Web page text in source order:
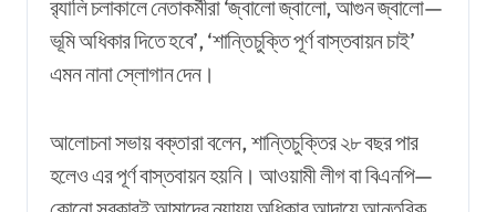
র‍্যালি চলাকালে নেতাকর্মীরা ‘জ্বালো জ্বালো, আগুন জ্বালো—
ভূমি অধিকার দিতে হবে’, ‘শান্তিচুক্তি পূর্ণ বাস্তবায়ন চাই’
এমন নানা স্লোগান দেন।
আলোচনা সভায় বক্তারা বলেন, শান্তিচুক্তির ২৮ বছর পার
হলেও এর পূর্ণ বাস্তবায়ন হয়নি। আওয়ামী লীগ বা বিএনপি—